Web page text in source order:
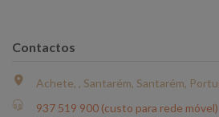
Contactos
Achete, , Santarém, Santarém,
937 519 900 (custo para rede móvel)